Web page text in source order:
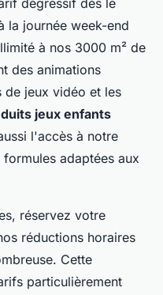
dégressif dès le
la journée week-end
à nos 3000 m² de
des animations
de jeux vidéo et les
jeux enfants
l'accès à notre
adaptées aux
réservez votre
réductions horaires
Cette
particulièrement